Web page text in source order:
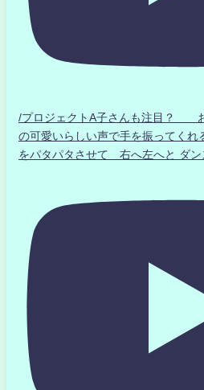
/プロジェクトA子さんも注目？
の可愛いらしい声で手を振ってく
をパタパタさせて 右へ左へと ダン